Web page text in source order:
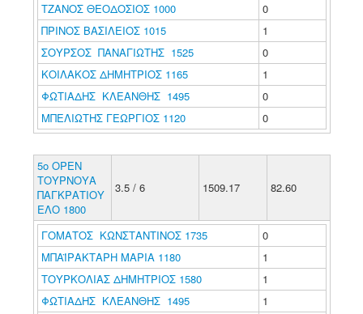
ΤΖΑΝΟΣ ΘΕΟΔΟΣΙΟΣ 1000
0
ΠΡΙΝΟΣ ΒΑΣΙΛΕΙΟΣ 1015
1
ΣΟΥΡΣΟΣ ΠΑΝΑΓΙΩΤΗΣ 1525
0
ΚΟΙΛΑΚΟΣ ΔΗΜΗΤΡΙΟΣ 1165
1
ΦΩΤΙΑΔΗΣ ΚΛΕΑΝΘΗΣ 1495
0
ΜΠΕΛΙΩΤΗΣ ΓΕΩΡΓΙΟΣ 1120
0
5ο ΟΡΕΝ
ΤΟΥΡΝΟΥΑ
ΠΑΓΚΡΑΤΙΟΥ
ΕΛΟ 1800
3.5 / 6 1509.17 82.60
ΓΟΜΑΤΟΣ ΚΩΝΣΤΑΝΤΙΝΟΣ 1735
0
ΜΠΑΪΡΑΚΤΑΡΗ ΜΑΡΙΑ 1180
1
ΤΟΥΡΚΟΛΙΑΣ ΔΗΜΗΤΡΙΟΣ 1580
1
ΦΩΤΙΑΔΗΣ ΚΛΕΑΝΘΗΣ 1495
1